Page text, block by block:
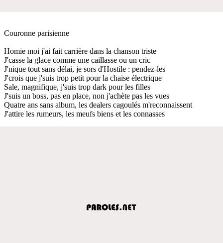
Couronne parisienne
Homie moi j'ai fait carrière dans la chanson triste
J'casse la glace comme une caillasse ou un cric
J'nique tout sans délai, je sors d'Hostile : pendez-les
J'crois que j'suis trop petit pour la chaise électrique
Sale, magnifique, j'suis trop dark pour les filles
J'suis un boss, pas en place, non j'achète pas les vues
Quatre ans sans album, les dealers cagoulés m'reconnaissent
J'attire les rumeurs, les meufs biens et les connasses